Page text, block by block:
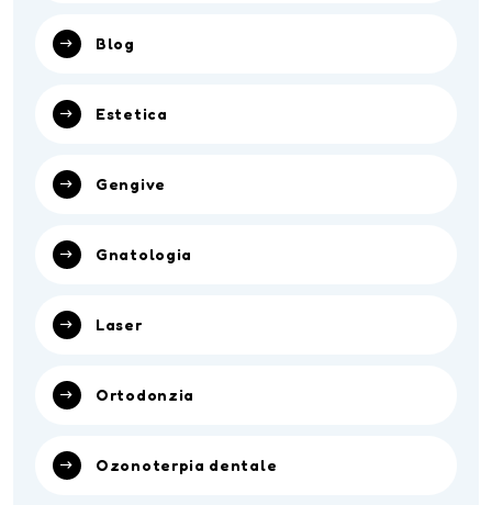
Blog
Estetica
Gengive
Gnatologia
Laser
Ortodonzia
Ozonoterpia dentale